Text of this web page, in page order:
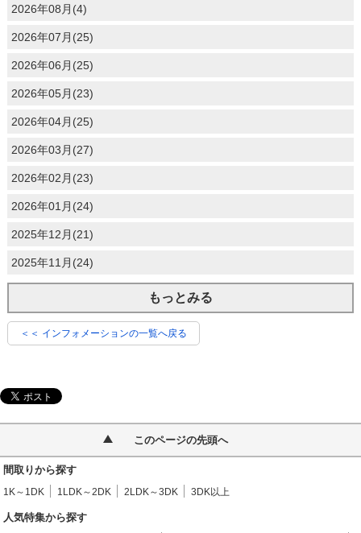
2026年08月(4)
2026年07月(25)
2026年06月(25)
2026年05月(23)
2026年04月(25)
2026年03月(27)
2026年02月(23)
2026年01月(24)
2025年12月(21)
2025年11月(24)
もっとみる
＜＜ インフォメーションの一覧へ戻る
このページの先頭へ
間取りから探す
1K～1DK 1LDK～2DK 2LDK～3DK 3DK以上
人気特集から探す